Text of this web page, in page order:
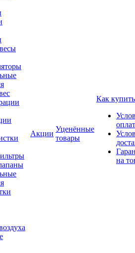
Акции
Уценённые
товары
Как купить
на